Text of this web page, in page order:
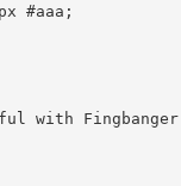
#aaa;